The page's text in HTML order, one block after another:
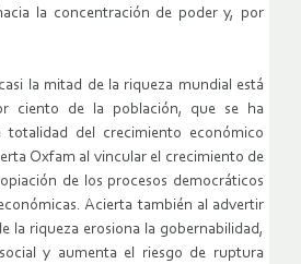
la concentración de poder y, por
la mitad de la riqueza mundial está
ciento de la población, que se ha
totalidad del crecimiento económico
Oxfam al vincular el crecimiento de
de los procesos democráticos
. Acierta también al advertir
la riqueza erosiona la gobernabilidad,
y aumenta el riesgo de ruptura